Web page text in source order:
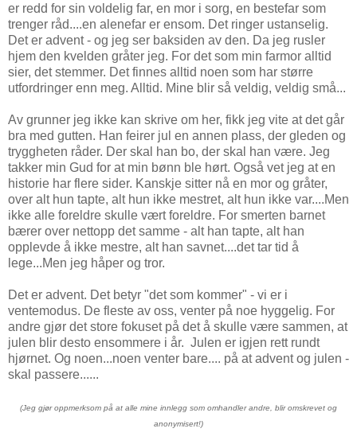
er redd for sin voldelig far, en mor i sorg, en bestefar som
trenger råd....en alenefar er ensom. Det ringer ustanselig.
Det er advent - og jeg ser baksiden av den. Da jeg rusler
hjem den kvelden gråter jeg. For det som min farmor alltid
sier, det stemmer. Det finnes alltid noen som har større
utfordringer enn meg. Alltid. Mine blir så veldig, veldig små...
Av grunner jeg ikke kan skrive om her, fikk jeg vite at det går
bra med gutten. Han feirer jul en annen plass, der gleden og
tryggheten råder. Der skal han bo, der skal han være. Jeg
takker min Gud for at min bønn ble hørt. Også vet jeg at en
historie har flere sider. Kanskje sitter nå en mor og gråter,
over alt hun tapte, alt hun ikke mestret, alt hun ikke var....Men
ikke alle foreldre skulle vært foreldre. For smerten barnet
bærer over nettopp det samme - alt han tapte, alt han
opplevde å ikke mestre, alt han savnet....det tar tid å
lege...Men jeg håper og tror.
Det er advent. Det betyr "det som kommer" - vi er i
ventemodus. De fleste av oss, venter på noe hyggelig. For
andre gjør det store fokuset på det å skulle være sammen, at
julen blir desto ensommere i år. Julen er igjen rett rundt
hjørnet. Og noen...noen venter bare.... på at advent og julen -
skal passere......
(Jeg gjør oppmerksom på at alle mine innlegg som omhandler andre, blir omskrevet og
anonymisert!)